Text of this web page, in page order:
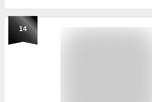
14